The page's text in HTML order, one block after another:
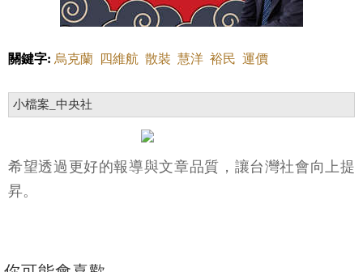
關鍵字: 烏克蘭 四維航 散裝 慧洋 裕民 運價
小檔案_中央社
希望透過更好的報導與文章品質，讓台灣社會向上提
昇。